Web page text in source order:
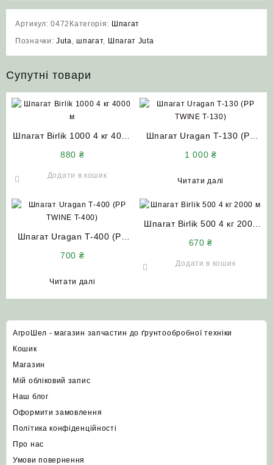
Артикул:0472 Категорія: Шпагат
Позначки: Juta,шпагат, Шпагат Juta
Супутні товари
Шпагат Birlik 1000 4 кг 4000
880 ₴
Додати в кошик
Шпагат Uragan Т-130 (PP
1 000₴
Читати далі
Шпагат Uragan Т-400 (PP
700 ₴
Читати далі
Шпагат Birlik 500 4 кг 2000
670₴
Додати в кошик
АгроШел - магазин запчастин до ґрунтообробної техніки
Кошик
Магазин
Мій обліковий запис
Наш блог
Оформити замовлення
Політика конфіденційності
Про нас
Умови повернення